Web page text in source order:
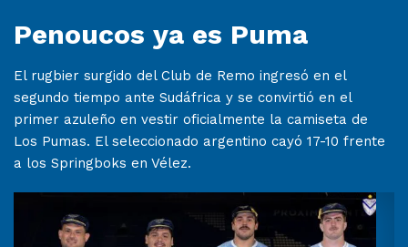
Penoucos ya es Puma
El rugbier surgido del Club de Remo ingresó en el
segundo tiempo ante Sudáfrica y se convirtió en el
primer azuleño en vestir oficialmente la camiseta de
Los Pumas. El seleccionado argentino cayó 17-10 frente
a los Springboks en Vélez.